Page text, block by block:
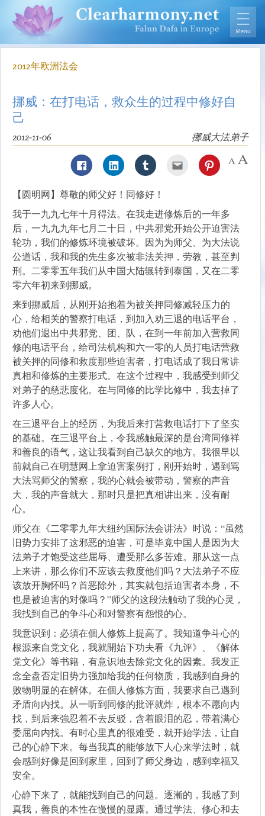
2012年欧洲法会
挪威：在打电话，救众生的过程中修好自
己
挪威大法弟子
2012-11-06
【圆明网】尊敬的师父好！同修好！
我于一九九七年十月得法。在我走进修炼后的一年多
后，一九九九年七月二十日，中共邪党开始公开迫害法
轮功，我们的修炼环境被破坏。因为为师父、为大法说
公道话，我和我的先生多次被非法关押，劳教，甚至判
刑。二零零五年我们从中国大陆辗转到泰国，又在二零
零六年初来到挪威。
来到挪威后，从刚开始抱着为被关押同修减轻压力的
心，给相关的警察打电话，到加入劝三退的电话平台，
劝他们退出中共邪党、团、队，在到一年前加入营救同
修的电话平台，给司法机构和六一零的人员打电话营救
被关押的同修和救度那些迫害者，打电话成了我日常讲
真相和修炼的主要形式。在这个过程中，我感受到师父
对弟子的慈悲度化。在与同修的比学比修中，我去掉了
许多人心。
在三退平台上的经历，为我后来打营救电话打下了坚实
的基础。在三退平台上，令我感触最深的是台湾同修祥
和善良的语气，这让我看到自己缺欠的地方。我很早以
前就自己在明慧网上拿迫害案例打，刚开始时，遇到骂
大法骂师父的警察，我的心就会被带动，警察的声音
大，我的声音就大，那时只是把真相讲出来，没有耐
心。
师父在《二零零九年大纽约国际法会讲法》时说：“虽然
旧势力安排了这邪恶的迫害，可是毕竟中国人是因为大
法弟子才饱受这些屈辱、遭受那么多苦难。那从这一点
上来讲，那么你们不应该去救度他们吗？大法弟子不应
该放开胸怀吗？首恶除外，其实就包括迫害者本身，不
也是被迫害的对像吗？”师父的这段法触动了我的心灵，
我找到自己的争斗心和对警察有怨恨的心。
我意识到：必須在個人修炼上提高了。我知道争斗心的
根源来自党文化，我就開始下功夫看《九评》、《解体
党文化》等书籍，有意识地去除党文化的因素。我发正
念全盘否定旧势力强加给我的任何物质，我感到自身的
败物明显的在解体。在個人修炼方面，我要求自己遇到
矛盾向内找。从一听到同修的批评就炸，根本不愿向内
找，到后来強忍着不去反驳，含着眼泪的忍，带着满心
委屈向内找。有时心里真的很难受，就开始学法，让自
己的心静下来。每当我真的能够放下人心来学法时，就
会感到好像是回到家里，回到了师父身边，感到幸福又
安全。
心静下来了，就能找到自己的问题。逐漸的，我感了到
真我，善良的本性在慢慢的显露。通过学法、修心和去